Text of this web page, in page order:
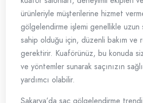
ürünleriyle müşterilerine hizmet
gölgelendirme işlemi genellikle
sahip olduğu için, düzenli bakım ve
gerektirir. Kuaförünüz, bu konuda
ve yöntemler sunarak saçınızın
yardımcı olabilir.
Sakarya’da saç gölgelendirme